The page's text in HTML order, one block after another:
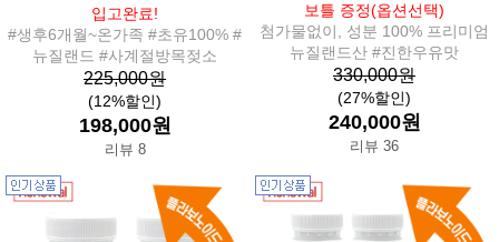
입고완료!
#생후6개월~온가족 #초유100% #
뉴질랜드 #사계절방목젖소
225,000원
(12%할인)
198,000원
리뷰 8
보틀 증정(옵션선택)
첨가물없이, 성분 100% 프리미엄
뉴질랜드산 #진한우유맛
330,000원
(27%할인)
240,000원
리뷰 36